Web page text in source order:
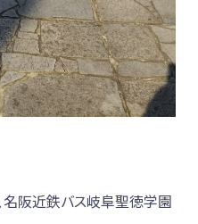
名阪近鉄バス岐阜聖徳学園